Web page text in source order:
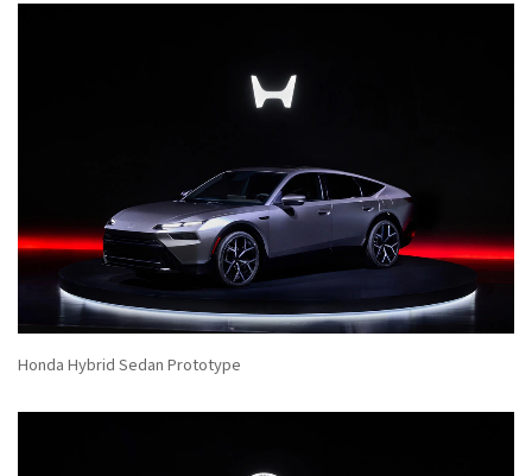
Honda Hybrid Sedan Prototype